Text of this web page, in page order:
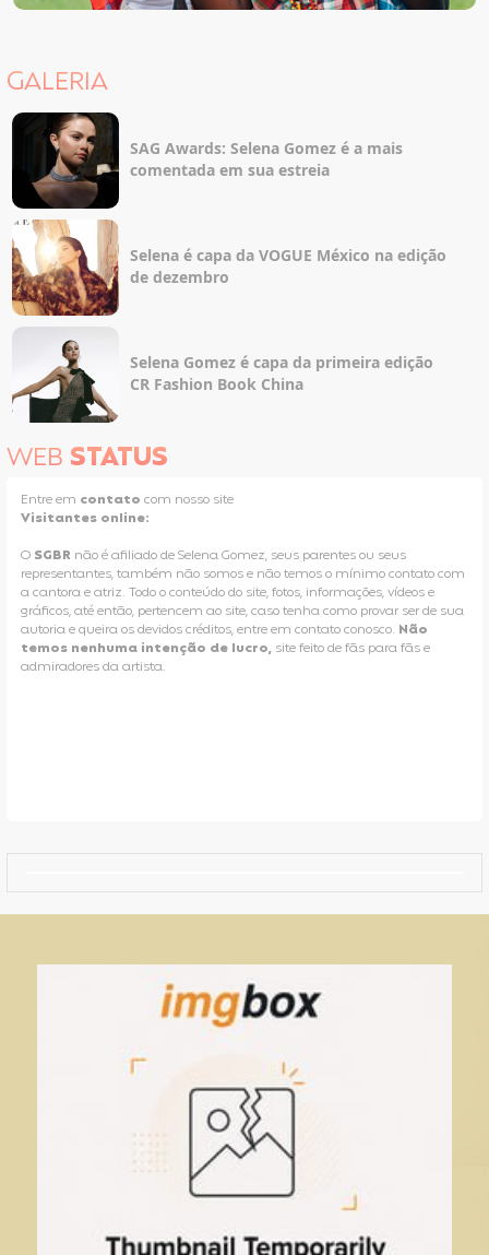
GALERIA
SAG Awards: Selena Gomez é a mais
comentada em sua estreia
Selena é capa da VOGUE México na edição
de dezembro
Selena Gomez é capa da primeira edição
CR Fashion Book China
WEB STATUS
Entre em contato com nosso site
Visitantes online:
O SGBR não é afiliado de Selena Gomez, seus parentes ou seus
representantes, também não somos e não temos o mínimo contato com
a cantora e atriz. Todo o conteúdo do site, fotos, informações, vídeos e
gráficos, até então, pertencem ao site, caso tenha como provar ser de sua
autoria e queira os devidos créditos, entre em contato conosco. Não
temos nenhuma intenção de lucro, site feito de fãs para fãs e
admiradores da artista.